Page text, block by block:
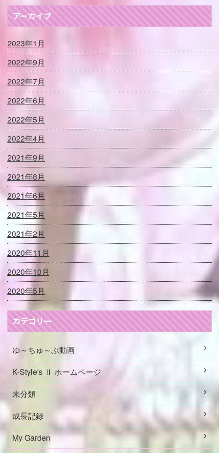
アーカイブ
2023年1月
2022年9月
2022年7月
2022年6月
2022年5月
2022年4月
2021年9月
2021年8月
2021年6月
2021年5月
2021年2月
2020年11月
2020年10月
2020年5月
カテゴリー
ゆ～ちゅ～ぶ動画
K-Style's Ⅱ ホームページ
未分類
成長記録
My Garden